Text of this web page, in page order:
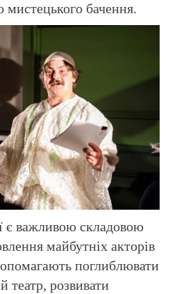
бачення.
є важливою складовою
майбутніх акторів
поглиблювати
театр, розвивати